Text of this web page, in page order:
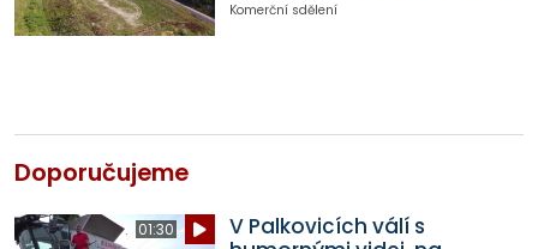
Komerční sdělení
Doporučujeme
01:30
V Palkovicích válí s